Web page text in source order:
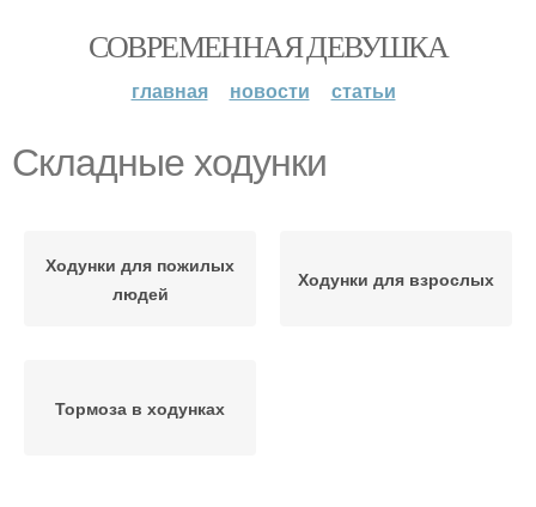
СОВРЕМЕННАЯ ДЕВУШКА
главная новости статьи
Складные ходунки
Ходунки для пожилых
людей
Ходунки для взрослых
Тормоза в ходунках